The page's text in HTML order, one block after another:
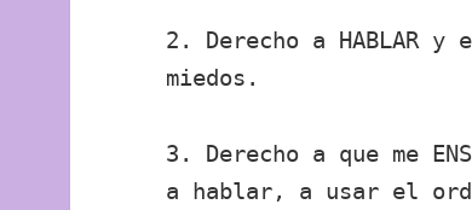
2. Derecho a HABLAR
miedos.
3. Derecho a que me
a hablar, a usar el